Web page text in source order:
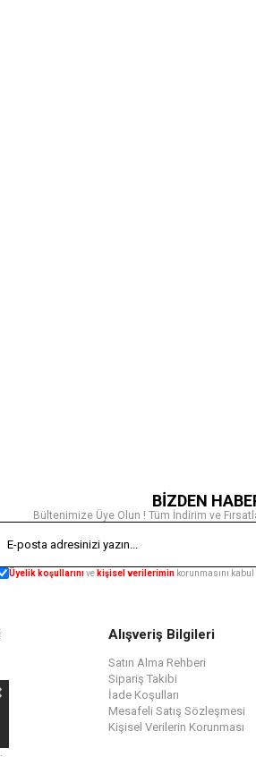
BİZDEN
Bültenimize Üye Olun ! Tüm İndirim ve
Üyelik koşullarınıve kişisel verilerimin korunmasını kabul
Alışveriş Bilgileri
Satın Alma Rehberi
Sipariş Takibi
İade Koşulları
Mesafeli Satış Sözleşmesi
Kişisel Verilerin Korunması